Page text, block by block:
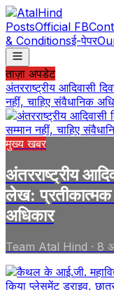
PostsOfficial FB
& Conditionsई-पेपर
ताज़ा अपडेट
अंतरराष्ट्रीय आदिवासी
नहीं, चाहिए संवैधानिक
मुख्य खबर
अंतरराष्ट्रीय
लेख: प्रतीकात्मक
अधिकार
Team Atal Hind · 8